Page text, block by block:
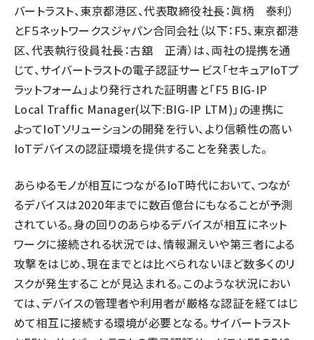
aitras (180)
タンデム (145)
バートラスト、東京都港区、代表取締役社長：眞柄 泰利）
とF５ネットワークスジャパン合同会社（以下：F5、東京都港
区、代表執行役員社長：古舘 正清）は、両社の提携を通
じて、サイバートラストの電子認証サービス「セキュアIoTプ
ラットフォーム」より発行された証明書と「F5 BIG-IP
Local Traffic Manager(以下:BIG-IP LTM)」の連携に
よってIoTソリューションの開発を行い、より信頼性の高い
IoTデバイスの認証環境を提供することを発表した。
あらゆるモノが相互につながるIoT時代において、つなが
るデバイスは2020年までに数百億台にもなることが予測
されている。身の回りのあらゆるデバイスが相互にネット
ワークに接続される状況では、情報漏えいや第三者による
攻撃をはじめ、現在までとは比べられないほど数多くのリ
スクが発生することが見込まれる。このような状況におい
ては、デバイスの管理者や利用者が厳格な認証を経てはじ
めて相互に接続する環境が必要となる。サイバートラスト